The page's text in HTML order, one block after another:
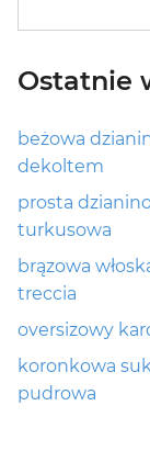
Ostatnie
beżowa
dekoltem
prosta
turkusowa
brązowa
treccia
oversizowy
koronkowa
pudrowa